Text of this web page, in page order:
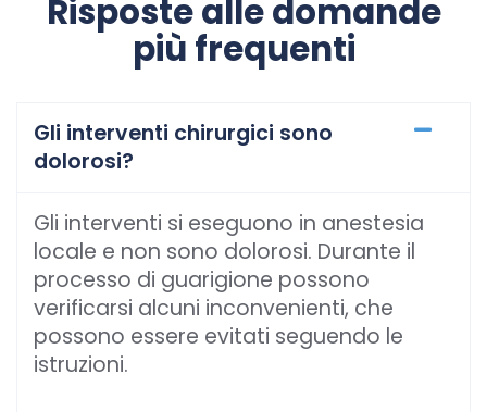
Risposte alle domande
più frequenti
Gli interventi chirurgici sono
dolorosi?
Gli interventi si eseguono in anestesia
locale e non sono dolorosi. Durante il
processo di guarigione possono
verificarsi alcuni inconvenienti, che
possono essere evitati seguendo le
istruzioni.